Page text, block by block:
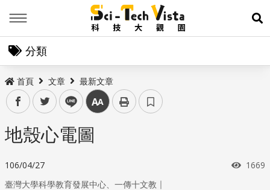
展
分類
首頁 文章 最新文章
facebooktwitter line 中
地殼心電圖
106/04/27 瀏覽
1669
臺灣大學科學教育發展中心、一傳十文教 ｜